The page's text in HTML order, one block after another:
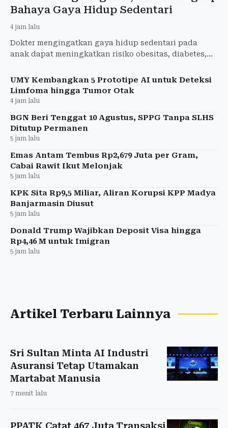
Bahaya Gaya Hidup Sedentari
4 jam lalu
Dokter mengingatkan gaya hidup sedentari pada
anak dapat meningkatkan risiko obesitas, diabetes,
UMY Kembangkan 5 Prototipe AI untuk Deteksi
Limfoma hingga Tumor Otak
4 jam lalu
BGN Beri Tenggat 10 Agustus, SPPG Tanpa SLHS
Ditutup Permanen
5 jam lalu
Emas Antam Tembus Rp2,679 Juta per Gram,
Cabai Rawit Ikut Melonjak
5 jam lalu
KPK Sita Rp9,5 Miliar, Aliran Korupsi KPP Madya
Banjarmasin Diusut
5 jam lalu
Donald Trump Wajibkan Deposit Visa hingga
Rp4,46 M untuk Imigran
5 jam lalu
Artikel Terbaru Lainnya
Sri Sultan Minta AI Industri
Asuransi Tetap Utamakan
Martabat Manusia
7 menit lalu
PPATK Catat 467 Juta Transaksi